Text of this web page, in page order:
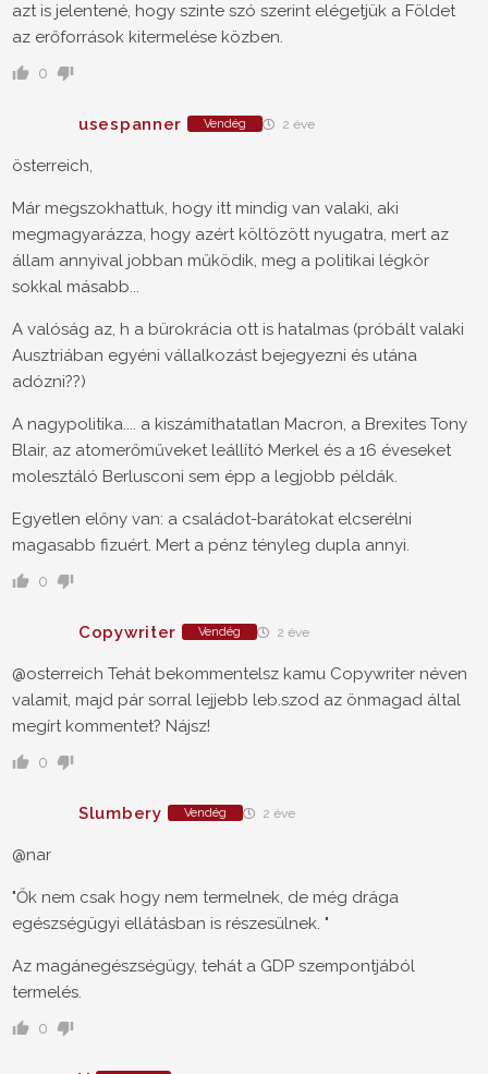
azt is jelentené, hogy szinte szó szerint elégetjük a Földet
az erőforrások kitermelése közben.
0
usespanner Vendég 2 éve
österreich,
Már megszokhattuk, hogy itt mindig van valaki, aki
megmagyarázza, hogy azért költözött nyugatra, mert az
állam annyival jobban működik, meg a politikai légkör
sokkal másabb...
A valóság az, h a bürokrácia ott is hatalmas (próbált valaki
Ausztriában egyéni vállalkozást bejegyezni és utána
adózni??)
A nagypolitika.... a kiszámíthatatlan Macron, a Brexites Tony
Blair, az atomerőműveket leállító Merkel és a 16 éveseket
molesztáló Berlusconi sem épp a legjobb példák.
Egyetlen előny van: a családot-barátokat elcserélni
magasabb fizuért. Mert a pénz tényleg dupla annyi.
0
Copywriter Vendég 2 éve
@osterreich Tehát bekommentelsz kamu Copywriter néven
valamit, majd pár sorral lejjebb leb.szod az önmagad által
megírt kommentet? Nájsz!
0
Slumbery Vendég 2 éve
@nar
"Ők nem csak hogy nem termelnek, de még drága
egészségügyi ellátásban is részesülnek. "
Az magánegészségügy, tehát a GDP szempontjából
termelés.
0